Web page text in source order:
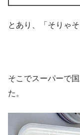
とあり、「そりゃ
そこでスーパーで
た。